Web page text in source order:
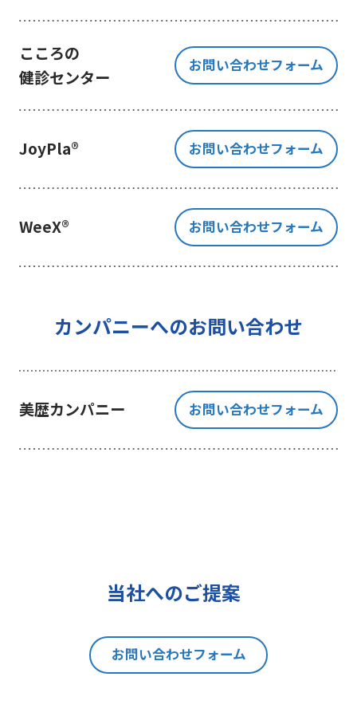
※Google LLC は日本の個人情報保
護法が適用される個人情報取扱事業
者と同等の体制を整備しています。
詳しくは、11.Google 拡張コンバ
ージョンの利用をご確認ください。
当社が管理する本フォームから取
得した情報とGoogle LLC が管理す
る当社Webサイト閲覧履歴等の情報
を紐づけ、お客様の興味関心に沿っ
た当社サービスに関する広告の配信
4 個人情報の外部委託について
個人情報の取扱いを一部、または全
部を委託する場合、十分な個人情報
の保護水準を満たしている者を選定
する基準を確立、選定し、管理監督
いたします。
ご提出頂く個人情報について、貴方
正、追加又は削除、利用の停止、消
去及び第三者への提供の停止（以下
「開示等」といいます。）を請求す
こころの
健診センター
お問い合わせフォーム
JoyPla® お問い合わせフォーム
WeeX® お問い合わせフォーム
カンパニーへのお問い合わせ
美歴カンパニー お問い合わせフォーム
当社へのご提案
お問い合わせフォーム